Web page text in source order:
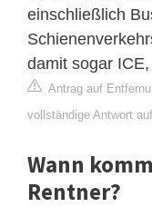
einschließlich
damit sogar
Antrag auf
vollständige Antwort
Wann
Rentner?